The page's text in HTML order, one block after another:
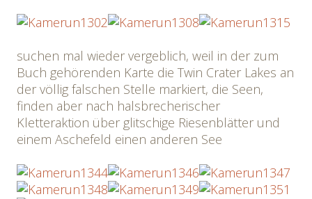
suchen mal wieder vergeblich, weil in der zum
Buch gehörenden Karte die Twin Crater Lakes an
der völlig falschen Stelle markiert, die Seen,
finden aber nach halsbrecherischer
Kletteraktion über glitschige Riesenblätter und
einem Aschefeld einen anderen See